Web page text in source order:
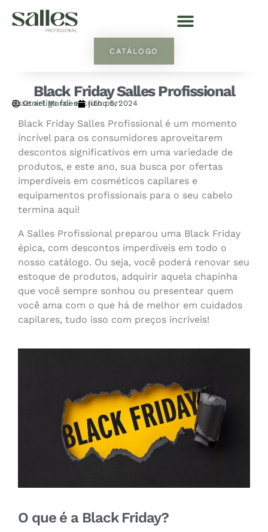
CATÁLOGO
Black Friday Salles Profissional
Esse artigo foi escrito por:
Otniel Morales julho 5, 2024
Black Friday Salles Profissional é um momento
incrível para os consumidores aproveitarem
descontos significativos em uma variedade de
produtos, e este ano, sua busca por ofertas
imperdíveis em cosméticos capilares e
equipamentos profissionais para o seu cabelo
termina aqui!
A Salles Profissional preparou uma Black Friday
épica, com descontos imperdíveis em todo o
nosso catálogo. Ou seja, você poderá renovar seu
estoque de produtos, adquirir aquela chapinha
que você sempre sonhou ou presentear quem
você ama com o que há de melhor em cuidados
capilares, tudo isso com preços incríveis!
O que é a Black Friday?